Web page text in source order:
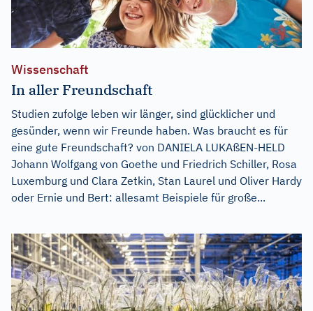
Wissenschaft
In aller Freundschaft
Studien zufolge leben wir länger, sind glücklicher und
gesünder, wenn wir Freunde haben. Was braucht es für
eine gute Freundschaft? von DANIELA LUKAßEN-HELD
Johann Wolfgang von Goethe und Friedrich Schiller, Rosa
Luxemburg und Clara Zetkin, Stan Laurel und Oliver Hardy
oder Ernie und Bert: allesamt Beispiele für große...